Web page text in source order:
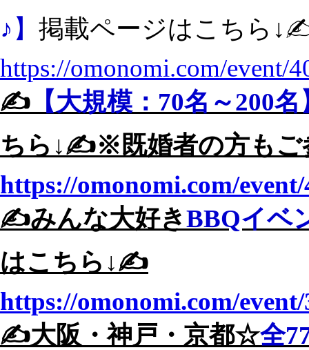
♪】 掲載ページはこちら
https://omonomi.com/event/
✍️ 【大規模：70名～200
ちら↓✍️※既婚者の方もご
https://omonomi.com/
✍️みんな大好きBBQイベ
はこちら↓✍️
https://omonomi.com/
✍️大阪・神戸・京都☆全